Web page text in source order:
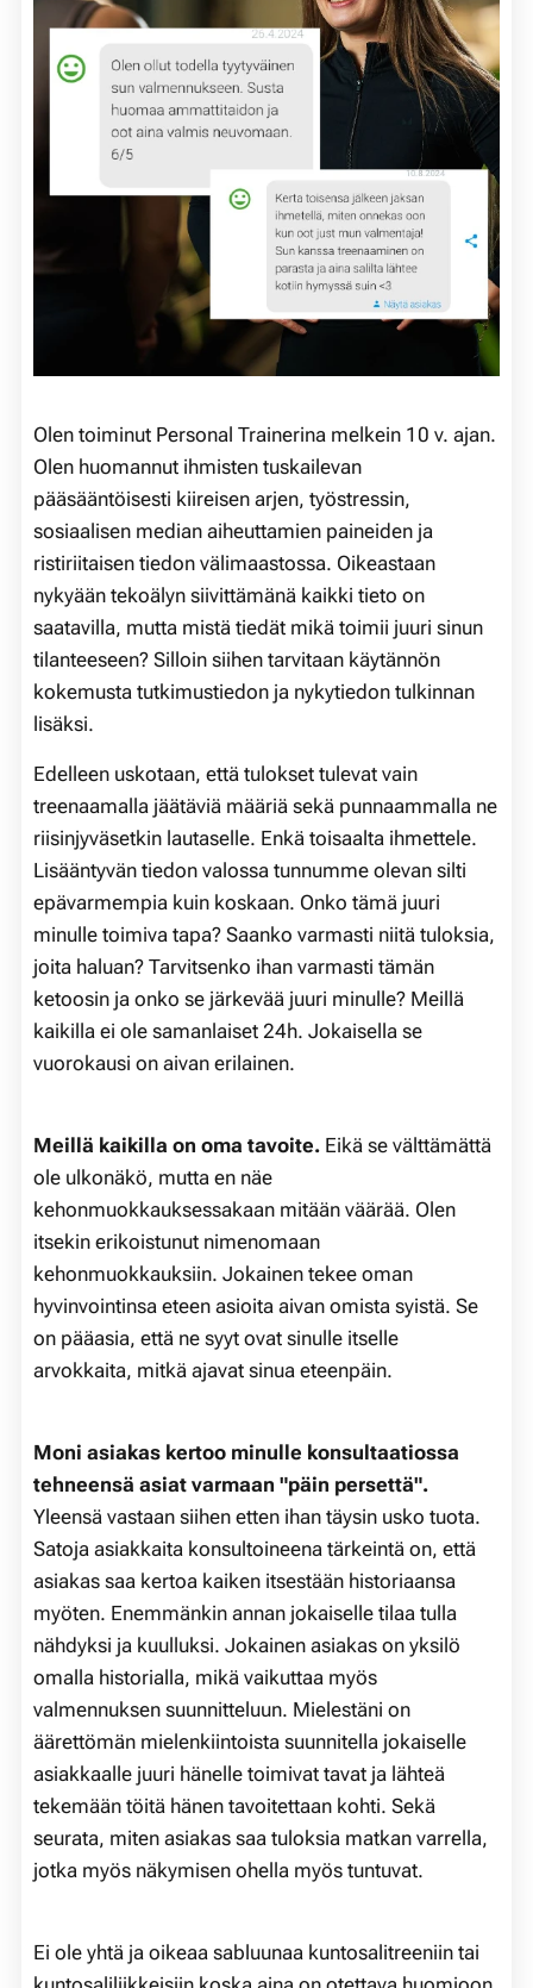
Olen toiminut Personal Trainerina melkein 10 v. ajan.
Olen huomannut ihmisten tuskailevan
pääsääntöisesti kiireisen arjen, työstressin,
sosiaalisen median aiheuttamien paineiden ja
ristiriitaisen tiedon välimaastossa. Oikeastaan
nykyään tekoälyn siivittämänä kaikki tieto on
saatavilla, mutta mistä tiedät mikä toimii juuri sinun
tilanteeseen? Silloin siihen tarvitaan käytännön
kokemusta tutkimustiedon ja nykytiedon tulkinnan
lisäksi.
Edelleen uskotaan, että tulokset tulevat vain
treenaamalla jäätäviä määriä sekä punnaammalla ne
riisinjyväsetkin lautaselle. Enkä toisaalta ihmettele.
Lisääntyvän tiedon valossa tunnumme olevan silti
epävarmempia kuin koskaan. Onko tämä juuri
minulle toimiva tapa? Saanko varmasti niitä tuloksia,
joita haluan? Tarvitsenko ihan varmasti tämän
ketoosin ja onko se järkevää juuri minulle? Meillä
kaikilla ei ole samanlaiset 24h. Jokaisella se
vuorokausi on aivan erilainen.
Meillä kaikilla on oma tavoite. Eikä se välttämättä
ole ulkonäkö, mutta en näe
kehonmuokkauksessakaan mitään väärää. Olen
itsekin erikoistunut nimenomaan
kehonmuokkauksiin. Jokainen tekee oman
hyvinvointinsa eteen asioita aivan omista syistä. Se
on pääasia, että ne syyt ovat sinulle itselle
arvokkaita, mitkä ajavat sinua eteenpäin.
Moni asiakas kertoo minulle konsultaatiossa
tehneensä asiat varmaan "päin persettä".
Yleensä vastaan siihen etten ihan täysin usko tuota.
Satoja asiakkaita konsultoineena tärkeintä on, että
asiakas saa kertoa kaiken itsestään historiaansa
myöten. Enemmänkin annan jokaiselle tilaa tulla
nähdyksi ja kuulluksi. Jokainen asiakas on yksilö
omalla historialla, mikä vaikuttaa myös
valmennuksen suunnitteluun. Mielestäni on
äärettömän mielenkiintoista suunnitella jokaiselle
asiakkaalle juuri hänelle toimivat tavat ja lähteä
tekemään töitä hänen tavoitettaan kohti. Sekä
seurata, miten asiakas saa tuloksia matkan varrella,
jotka myös näkymisen ohella myös tuntuvat.
Ei ole yhtä ja oikeaa sabluunaa kuntosalitreeniin tai